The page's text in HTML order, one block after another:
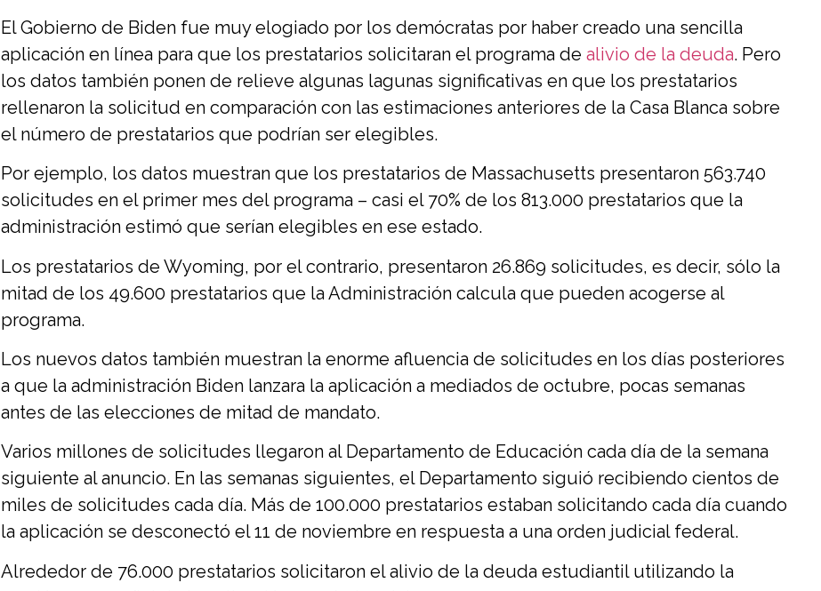
El Gobierno de Biden fue muy elogiado por los demócratas por haber creado una sencilla
aplicación en línea para que los prestatarios solicitaran el programa de alivio de la deuda. Pero
los datos también ponen de relieve algunas lagunas significativas en que los prestatarios
rellenaron la solicitud en comparación con las estimaciones anteriores de la Casa Blanca sobre
el número de prestatarios que podrían ser elegibles.
Por ejemplo, los datos muestran que los prestatarios de Massachusetts presentaron 563.740
solicitudes en el primer mes del programa – casi el 70% de los 813.000 prestatarios que la
administración estimó que serían elegibles en ese estado.
Los prestatarios de Wyoming, por el contrario, presentaron 26.869 solicitudes, es decir, sólo la
mitad de los 49.600 prestatarios que la Administración calcula que pueden acogerse al
programa.
Los nuevos datos también muestran la enorme afluencia de solicitudes en los días posteriores
a que la administración Biden lanzara la aplicación a mediados de octubre, pocas semanas
antes de las elecciones de mitad de mandato.
Varios millones de solicitudes llegaron al Departamento de Educación cada día de la semana
siguiente al anuncio. En las semanas siguientes, el Departamento siguió recibiendo cientos de
miles de solicitudes cada día. Más de 100.000 prestatarios estaban solicitando cada día cuando
la aplicación se desconectó el 11 de noviembre en respuesta a una orden judicial federal.
Alrededor de 76.000 prestatarios solicitaron el alivio de la deuda estudiantil utilizando la